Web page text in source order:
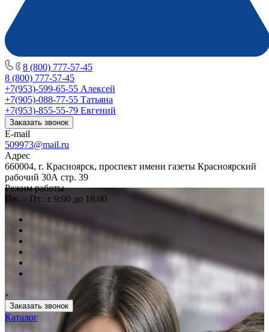
8 (800) 777-57-45
8 (800) 777-57-45
+7(953)-599-65-55 Алексей
+7(905)-088-77-55 Татьяна
+7(953)-855-55-79 Евгений
Заказать звонок
E-mail
509973@mail.ru
Адрес
660004, г. Красноярск, проспект имени газеты Красноярский
рабочий 30А стр. 39
Режим работы
Пн. – Пт.: с 9:00 до 18:00
Заказать звонок
Каталог